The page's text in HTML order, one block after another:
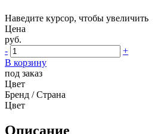
Наведите курсор, чтобы увеличить
Цена
руб.
-
+
В корзину
под заказ
Цвет
Бренд / Страна
Цвет
Описание